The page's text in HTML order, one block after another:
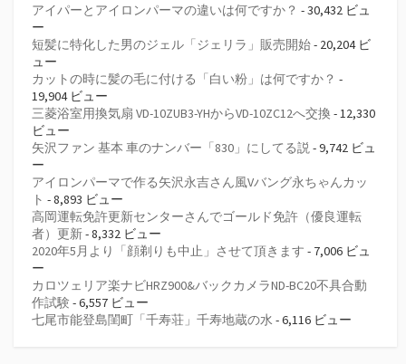
アイパーとアイロンパーマの違いは何ですか？ - 30,432 ビュ
ー
短髪に特化した男のジェル「ジェリラ」販売開始- 20,204 ビ
ュー
カットの時に髪の毛に付ける「白い粉」は何ですか？ -
19,904 ビュー
三菱浴室用換気扇 VD-10ZUB3-YHからVD-10ZC12へ交換 - 12,330
ビュー
矢沢ファン 基本 車のナンバー「830」にしてる説 - 9,742 ビュ
ー
アイロンパーマで作る矢沢永吉さん風Vバング永ちゃんカッ
ト - 8,893 ビュー
高岡運転免許更新センターさんでゴールド免許（優良運転
者）更新- 8,332 ビュー
2020年5月より「顔剃りも中止」させて頂きます - 7,006 ビュ
ー
カロツェリア楽ナビHRZ900&バックカメラND-BC20不具合動
作試験 - 6,557 ビュー
七尾市能登島閨町「千寿荘」千寿地蔵の水 - 6,116 ビュー